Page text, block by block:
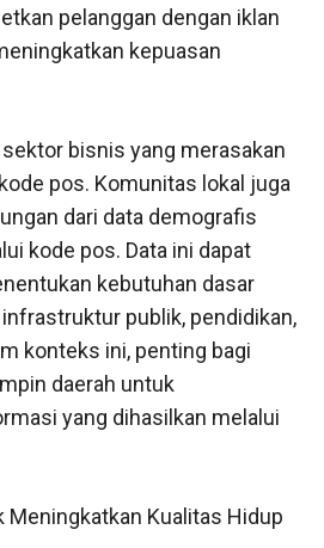
pelanggan dengan iklan
kepuasan
bisnis yang merasakan
pos. Komunitas lokal juga
dari data demografis
kode pos. Data ini dapat
kebutuhan dasar
publik, pendidikan,
konteks ini, penting bagi
daerah untuk
yang dihasilkan melalui
Meningkatkan Kualitas Hidup